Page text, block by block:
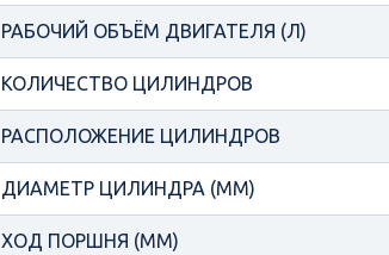
РАБОЧИЙ ОБЪЁМ ДВИГАТЕЛЯ (Л)
КОЛИЧЕСТВО ЦИЛИНДРОВ
РАСПОЛОЖЕНИЕ ЦИЛИНДРОВ
ДИАМЕТР ЦИЛИНДРА (ММ)
ХОД ПОРШНЯ (ММ)